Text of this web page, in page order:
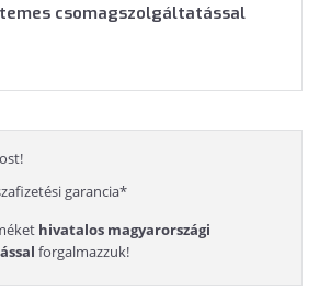
csomagszolgáltatással
garancia*
hivatalos magyarországi
forgalmazzuk!